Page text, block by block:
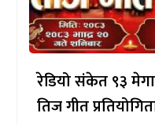
रेडियो संकेत ९३
तिज गीत